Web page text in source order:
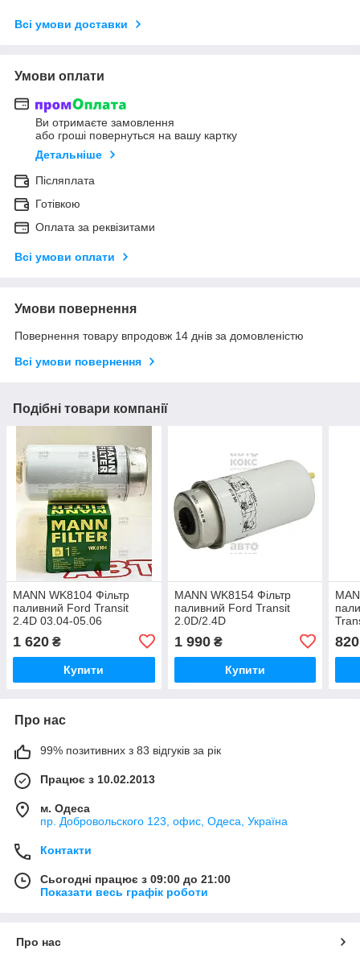
Всі умови доставки
Умови оплати
Ви отримаєте замовлення
або гроші повернуться на вашу картку
Детальніше
Післяплата
Готівкою
Оплата за реквізитами
Всі умови оплати
Умови повернення
Повернення товару впродовж 14 днів за домовленістю
Всі умови повернення
Подібні товари компанії
MANN WK8104 Фільтр
паливний Ford Transit
2.4D 03.04-05.06
1 620 ₴
Купити
MANN WK8154 Фільтр
паливний Ford Transit
2.0D/2.4D
1 990₴
Купити
820
Про нас
99% позитивних з 83 відгуків за рік
Працює з 10.02.2013
м. Одеса
пр. Добровольского 123, офис, Одеса, Україна
Контакти
Сьогодні працює з 09:00 до 21:00
Показати весь графік роботи
Про нас